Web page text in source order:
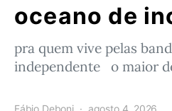
oceano de
pra quem vive pelas
independente o maior
Fábio Deboni agosto 4, 2026